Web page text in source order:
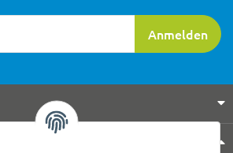
Anmelden